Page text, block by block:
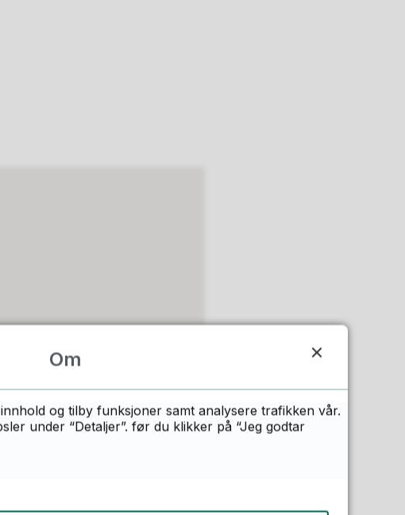
Om
og tilby funksjoner samt analysere trafikken vår.
under “Detaljer”. før du klikker på “Jeg godtar